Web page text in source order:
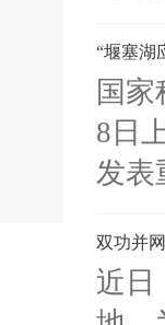
“堰塞湖
国
8日
发表
双功并
近日